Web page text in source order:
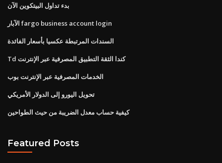
بدء تداول البيتكوين الآن
الآبار fargo business account login
السندات المرتبطة عكسيا بأسعار الفائدة
Td كندا الثقة التطبيق المصرفية عبر الإنترنت
الخدمات المصرفية عبر الإنترنت بوب
تحويل اليورو إلى الدولار الأمريكي
كيفية حساب معدل الضريبة من حيث الطواحين
Featured Posts